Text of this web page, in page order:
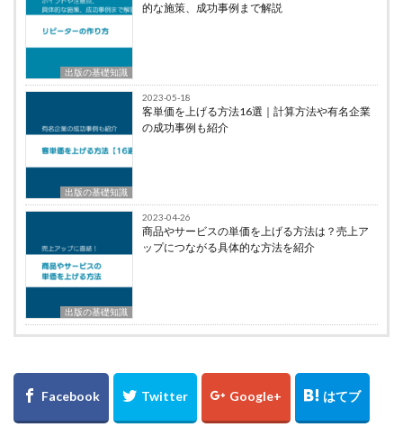
出版の基礎知識
的な施策、成功事例まで解説
出版の基礎知識
2023-05-18
客単価を上げる方法16選｜計算方法や有名企業
の成功事例も紹介
出版の基礎知識
2023-04-26
商品やサービスの単価を上げる方法は？売上ア
ップにつながる具体的な方法を紹介